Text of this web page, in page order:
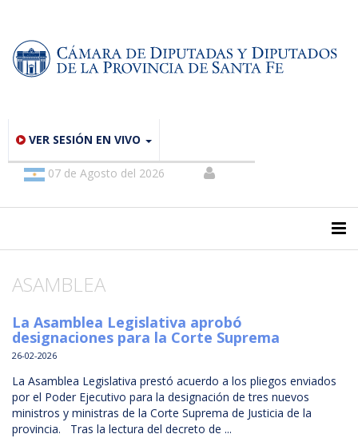
VER SESIÓN EN VIVO
07 de Agosto del 2026
ASAMBLEA
La Asamblea Legislativa aprobó
designaciones para la Corte Suprema
26-02-2026
La Asamblea Legislativa prestó acuerdo a los pliegos enviados
por el Poder Ejecutivo para la designación de tres nuevos
ministros y ministras de la Corte Suprema de Justicia de la
provincia. Tras la lectura del decreto de ...